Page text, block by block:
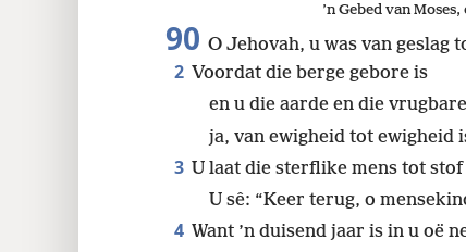
’n Gebed van
90 O Jehovah, u was van geslag
2 Voordat die berge gebore is
en u die aarde en die
ja, van ewigheid tot ewigheid
3 U laat die sterflike mens tot
U sê: “Keer terug, o
4 Want ’n duisend jaar is in u oë